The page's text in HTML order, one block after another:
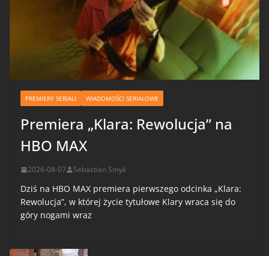
PREMIERY SERIALI WIADOMOŚCI SERIALOWE
Premiera „Klara: Rewolucja” na
HBO MAX
2026-08-07 Sebastian Smyk
Dziś na HBO MAX premiera pierwszego odcinka „Klara:
Rewolucja”, w której życie tytułowe Klary wraca się do
góry nogami wraz